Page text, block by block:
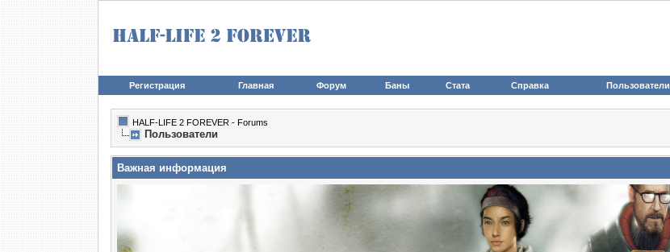
Регистрация Главная Форум Баны Стата Справка Пользователи
HALF-LIFE 2 FOREVER - Forums
Пользователи
Важная информация